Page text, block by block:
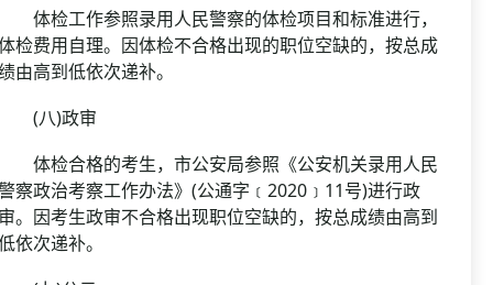
检工作参照录用人民警察的体检项目和标准进行，
检费用自理。因体检不合格出现的职位空缺的，按总成
由高到低依次递补。
八)政审
检合格的考生，市公安局参照《公安机关录用人民
察政治考察工作办法》(公通字﹝2020﹞11号)进行政
。因考生政审不合格出现职位空缺的，按总成绩由高到
依次递补。